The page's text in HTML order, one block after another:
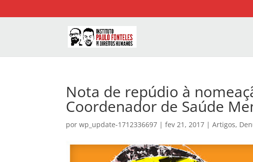
Nota de repúdio à
Coordenador de Saúde
porwp_update-1712336697 |fev 21, 2017 |Artigos,